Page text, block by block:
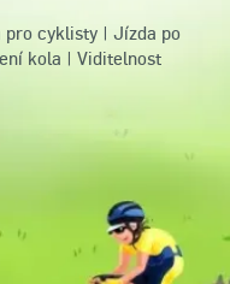
pro cyklisty | Jízda po
kola | Viditelnost